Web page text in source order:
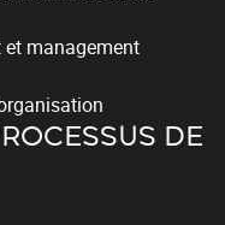
et management
DE